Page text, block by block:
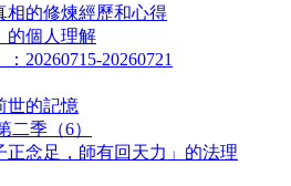
相的修煉經歷和心得
的個人理解
20260715-20260721
世的記憶
二季（6）
正念足，師有回天力」的法理